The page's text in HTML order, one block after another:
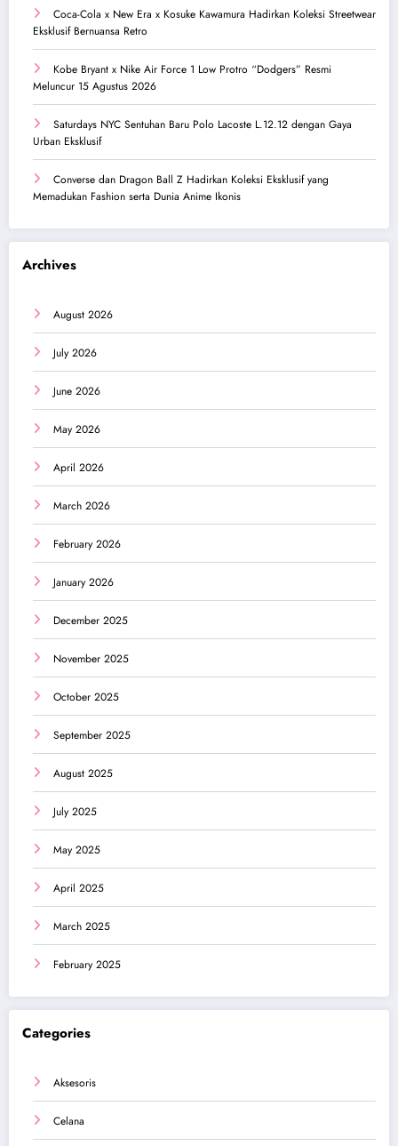
Coca-Cola x New Era x Kosuke Kawamura Hadirkan Koleksi Streetwear
Eksklusif Bernuansa Retro
Kobe Bryant x Nike Air Force 1 Low Protro “Dodgers” Resmi
Meluncur 15 Agustus 2026
Saturdays NYC Sentuhan Baru Polo Lacoste L.12.12 dengan Gaya
Urban Eksklusif
Converse dan Dragon Ball Z Hadirkan Koleksi Eksklusif yang
Memadukan Fashion serta Dunia Anime Ikonis
Archives
August 2026
July 2026
June 2026
May 2026
April 2026
March 2026
February 2026
January 2026
December 2025
November 2025
October 2025
September 2025
August 2025
July 2025
May 2025
April 2025
March 2025
February 2025
Categories
Aksesoris
Celana